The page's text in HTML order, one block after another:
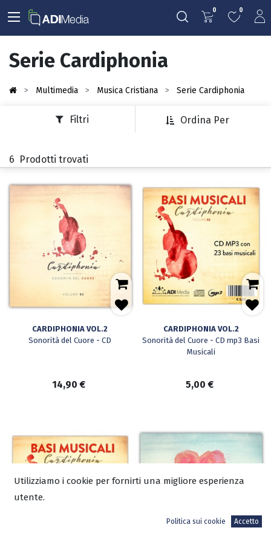
0 0
Serie Cardiphonia
Multimedia Musica Cristiana Serie Cardiphonia
Filtri Ordina Per
6 Prodotti trovati
CARDIPHONIA VOL.2
Sonorità del Cuore - CD
14,90 €
CARDIPHONIA VOL.2
Sonorità del Cuore - CD mp3 Basi
Musicali
5,00 €
Utilizziamo i cookie per fornirti una migliore esperienza
utente.
Politica sui cookie Accetto